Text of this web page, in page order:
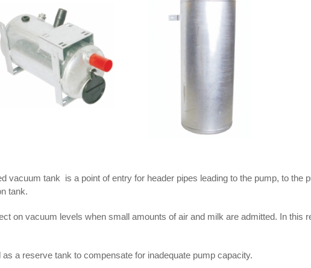
vacuum tank is a point of entry for header pipes leading to the pump, to the
tank.
on vacuum levels when small amounts of air and milk are admitted. In this
a reserve tank to compensate for inadequate pump capacity.